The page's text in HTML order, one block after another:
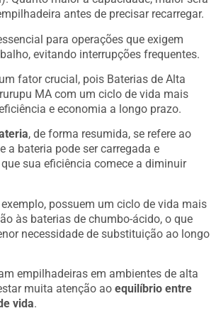
antes de precisar recarregar.
para operações que exigem
evitando interrupções frequentes.
fator crucial, pois Baterias de Alta
MA com um ciclo de vida mais
e economia a longo prazo.
, de forma resumida, se refere ao
a bateria pode ser carregada e
sua eficiência comece a diminuir
possuem um ciclo de vida mais
às baterias de chumbo-ácido, o que
necessidade de substituição ao longo
empilhadeiras em ambientes de alta
muita atenção aoequilíbrio entre
vida.